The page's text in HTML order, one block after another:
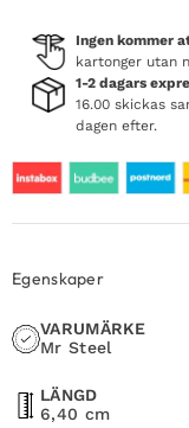
mängd
Ingen kommer
kartonger utan
1-2 dagars
16.00 skickas
dagen efter.
Egenskaper
VARUMÄRKE
Mr Steel
LÄNGD
6,40 cm